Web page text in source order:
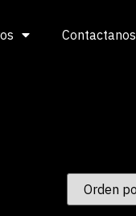
Contactanos